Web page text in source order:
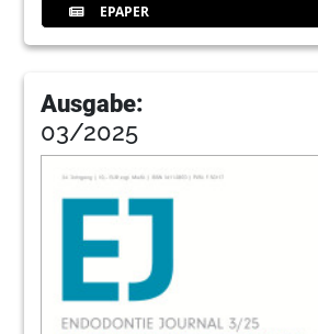
EPAPER
Ausgabe:
03/2025